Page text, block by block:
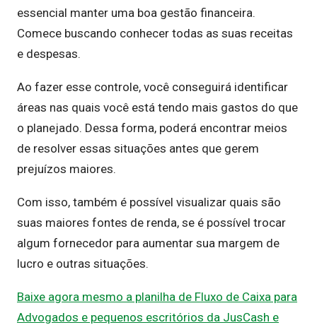
essencial manter uma boa gestão financeira.
Comece buscando conhecer todas as suas receitas
e despesas.
Ao fazer esse controle, você conseguirá identificar
áreas nas quais você está tendo mais gastos do que
o planejado. Dessa forma, poderá encontrar meios
de resolver essas situações antes que gerem
prejuízos maiores.
Com isso, também é possível visualizar quais são
suas maiores fontes de renda, se é possível trocar
algum fornecedor para aumentar sua margem de
lucro e outras situações.
Baixe agora mesmo a planilha de Fluxo de Caixa para
Advogados e pequenos escritórios da JusCash e